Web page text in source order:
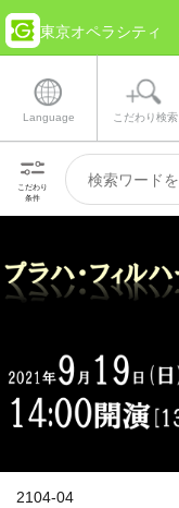
Language こだわり検索
こだわり
条件
2104-04